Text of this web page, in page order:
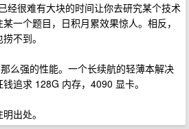
经很难有大块的时间让你去研究某个技术
一个题目，日积月累效果惊人。相反，
不到。
么强的性能。一个长续航的轻薄本解决
追求 128G 内存，4090 显卡。
出处。